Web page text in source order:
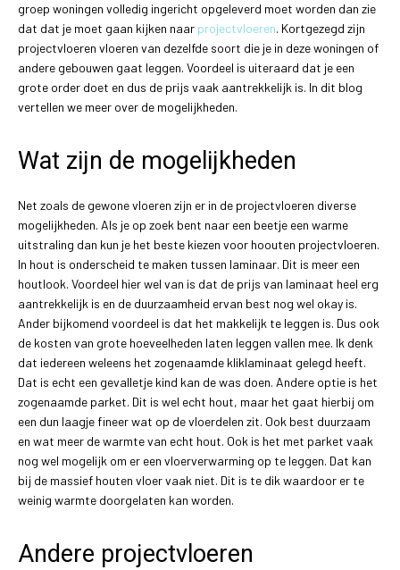
groep woningen volledig ingericht opgeleverd moet worden dan zie
dat dat je moet gaan kijken naar projectvloeren. Kortgezegd zijn
projectvloeren vloeren van dezelfde soort die je in deze woningen of
andere gebouwen gaat leggen. Voordeel is uiteraard dat je een
grote order doet en dus de prijs vaak aantrekkelijk is. In dit blog
vertellen we meer over de mogelijkheden.
Wat zijn de mogelijkheden
Net zoals de gewone vloeren zijn er in de projectvloeren diverse
mogelijkheden. Als je op zoek bent naar een beetje een warme
uitstraling dan kun je het beste kiezen voor hoouten projectvloeren.
In hout is onderscheid te maken tussen laminaar. Dit is meer een
houtlook. Voordeel hier wel van is dat de prijs van laminaat heel erg
aantrekkelijk is en de duurzaamheid ervan best nog wel okay is.
Ander bijkomend voordeel is dat het makkelijk te leggen is. Dus ook
de kosten van grote hoeveelheden laten leggen vallen mee. Ik denk
dat iedereen weleens het zogenaamde kliklaminaat gelegd heeft.
Dat is echt een gevalletje kind kan de was doen. Andere optie is het
zogenaamde parket. Dit is wel echt hout, maar het gaat hierbij om
een dun laagje fineer wat op de vloerdelen zit. Ook best duurzaam
en wat meer de warmte van echt hout. Ook is het met parket vaak
nog wel mogelijk om er een vloerverwarming op te leggen. Dat kan
bij de massief houten vloer vaak niet. Dit is te dik waardoor er te
weinig warmte doorgelaten kan worden.
Andere projectvloeren